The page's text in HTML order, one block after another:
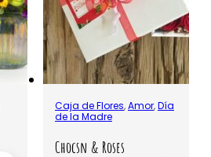
Caja de Flores,Amor,Día
de la Madre
Chocsn & Roses